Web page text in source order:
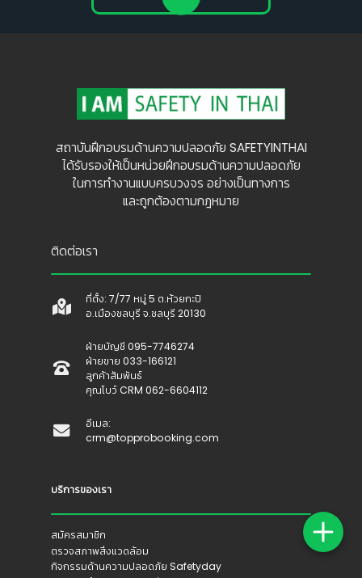
สถาบันฝึกอบรมด้านความปลอดภัย SAFETYINTHAI
ได้รับรองให้เป็นหน่วยฝึกอบรมด้านความปลอดภัย
ในการทำงานแบบครบวงจร อย่างเป็นทางการ
และถูกต้องตามกฎหมาย
ติดต่อเรา
ที่ตั้ง: 7/77 หมู่ 5 ต.ห้วยกะปิ
อ.เมืองชลบุรี จ.ชลบุรี 20130
ฝ่ายบัญชี 095-7746274
ฝ่ายขาย 033-166121
ลูกค้าสัมพันธ์
คุณโบว์ CRM 062-6604112
อีเมล:
crm@topprobooking.com
บริการของเรา
สมัครสมาชิก
ตรวจสภาพสิ่งแวดล้อม
กิจกรรมด้านความปลอดภัย Safetyday